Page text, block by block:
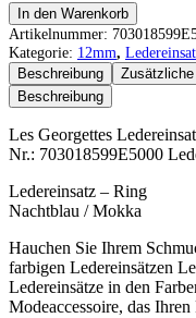
Les
Georgettes
Ledereinsatz
Ring
12mm
Nachtblau
&
Mokka
In den Warenkorb
Artikelnummer:
Kategorie: 12mm,
Beschreibung
Beschreibung
Les Georgettes
Nr.: 703018599E5000
Ledereinsatz – Ring
Nachtblau / Mokka
Hauchen Sie Ihrem
farbigen Ledereinsätzen
Ledereinsätze in den
Modeaccessoire, das